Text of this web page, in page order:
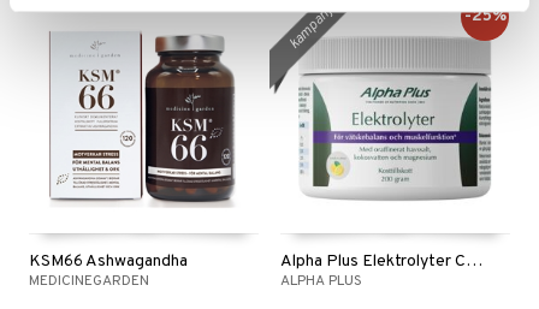
KSM66 Ashwagandha
MEDICINEGARDEN
Alpha Plus Elektrolyter Citron
ALPHA PLUS
kampanj -25%